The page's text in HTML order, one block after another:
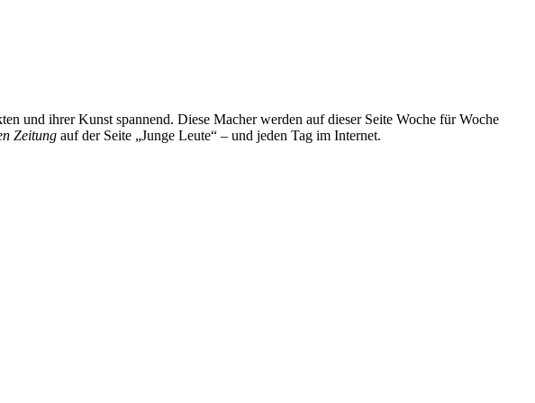
und ihrer Kunst spannend. Diese Macher werden auf dieser Seite Woche für Woche
Zeitung auf der Seite „Junge Leute“ – und jeden Tag im Internet.